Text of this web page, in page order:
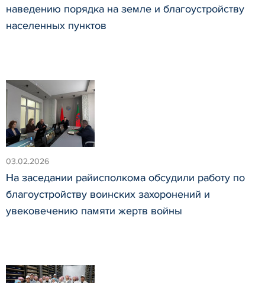
наведению порядка на земле и благоустройству
населенных пунктов
03.02.2026
На заседании райисполкома обсудили работу по
благоустройству воинских захоронений и
увековечению памяти жертв войны